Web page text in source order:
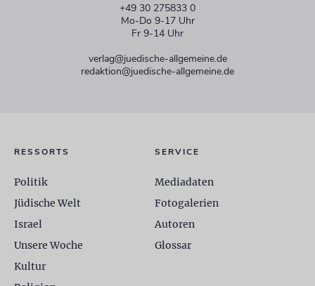
+49 30 275833 0
Mo-Do 9-17 Uhr
Fr 9-14 Uhr
verlag@juedische-allgemeine.de
redaktion@juedische-allgemeine.de
RESSORTS
Politik
Jüdische Welt
Israel
Unsere Woche
Kultur
SERVICE
Mediadaten
Fotogalerien
Autoren
Glossar